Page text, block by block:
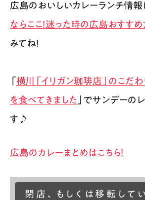
広島のおいしいカレーランチ情報
ならここ！迷った時の広島おすすめ
みてね！
横川「イリガン珈琲店」のこだ
を食べてきました
」でサンデーの
す♪
広島のカレーまとめはこちら！
閉店、もしくは移転して